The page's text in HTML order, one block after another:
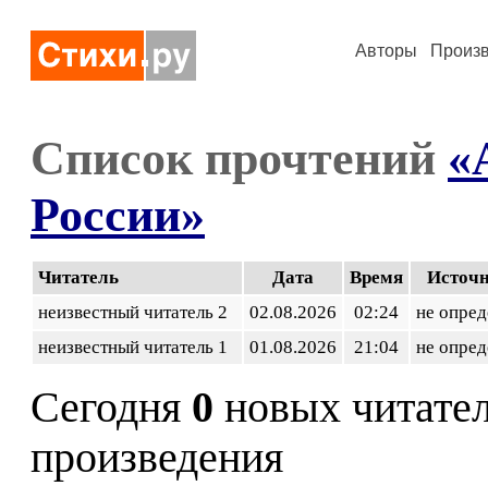
Авторы
Список прочтений
России»
Читатель Дата Время
неизвестный читатель 2
02.08.2026 02:24
не
неизвестный читатель 1
01.08.2026 21:04 не
Сегодня 0 новых
произведения